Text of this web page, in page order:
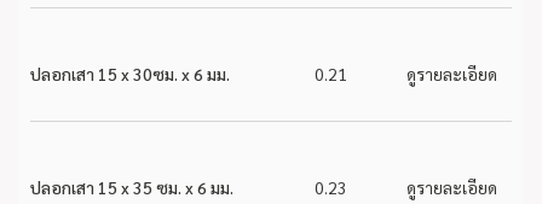
ปลอกเสา 15 x 30ซม. x 6 มม. 0.21 ดูรายละเอียด
ปลอกเสา 15 x 35 ซม. x 6 มม. 0.23 ดูรายละเอียด